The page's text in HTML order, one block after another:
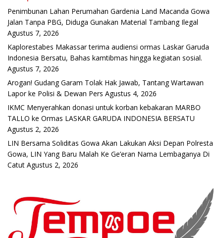
Penimbunan Lahan Perumahan Gardenia Land Macanda Gowa
Jalan Tanpa PBG, Diduga Gunakan Material Tambang Ilegal
Agustus 7, 2026
Kaplorestabes Makassar terima audiensi ormas Laskar Garuda
Indonesia Bersatu, Bahas kamtibmas hingga kegiatan sosial.
Agustus 7, 2026
Arogan! Gudang Garam Tolak Hak Jawab, Tantang Wartawan
Lapor ke Polisi & Dewan Pers Agustus 4, 2026
IKMC Menyerahkan donasi untuk korban kebakaran MARBO
TALLO ke Ormas LASKAR GARUDA INDONESIA BERSATU
Agustus 2, 2026
LIN Bersama Soliditas Gowa Akan Lakukan Aksi Depan Polresta
Gowa, LIN Yang Baru Malah Ke Ge’eran Nama Lembaganya Di
Catut Agustus 2, 2026